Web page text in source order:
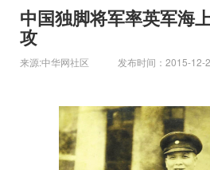
中国独脚将军率英军海
攻
来源:中华网社区 发布时间：2015-12-